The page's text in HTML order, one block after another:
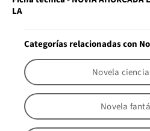
LA
Categorías relacionadas con
Novela
Novela